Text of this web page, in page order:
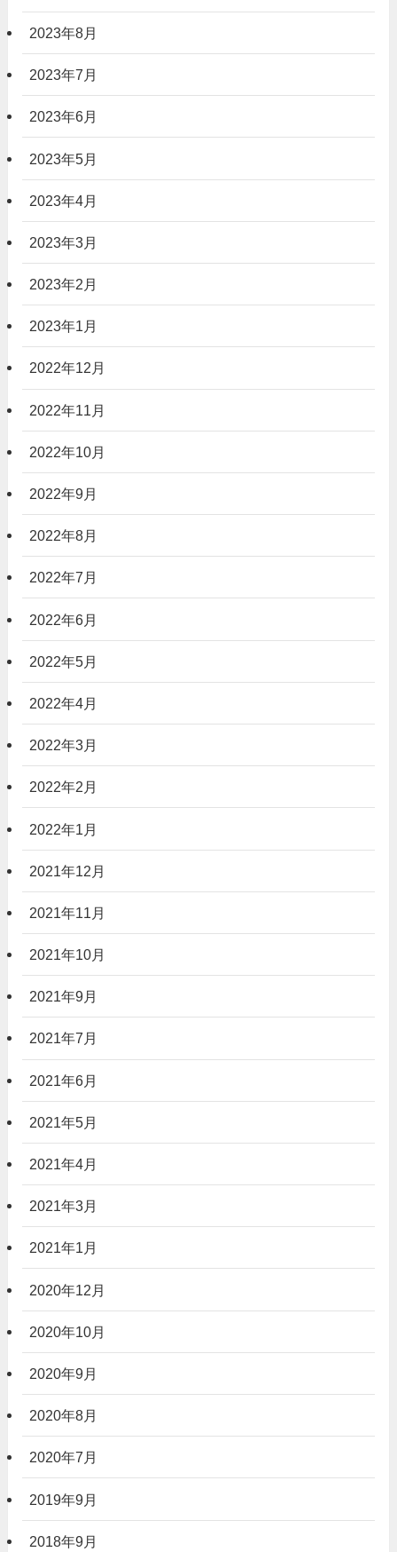
2023年8月
2023年7月
2023年6月
2023年5月
2023年4月
2023年3月
2023年2月
2023年1月
2022年12月
2022年11月
2022年10月
2022年9月
2022年8月
2022年7月
2022年6月
2022年5月
2022年4月
2022年3月
2022年2月
2022年1月
2021年12月
2021年11月
2021年10月
2021年9月
2021年7月
2021年6月
2021年5月
2021年4月
2021年3月
2021年1月
2020年12月
2020年10月
2020年9月
2020年8月
2020年7月
2019年9月
2018年9月